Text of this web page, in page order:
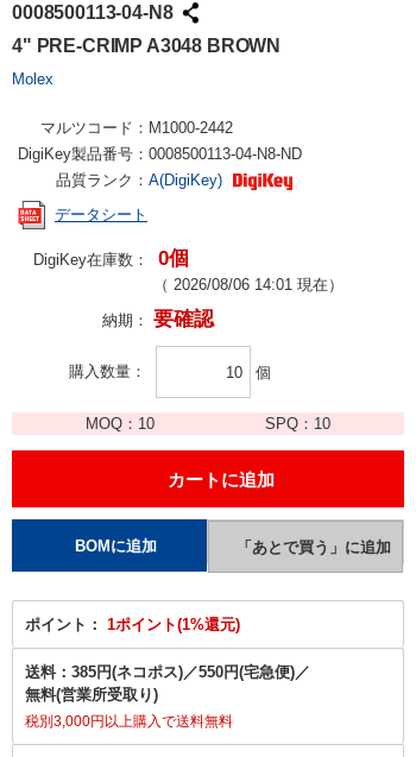
0008500113-04-N8
4" PRE-CRIMP A3048 BROWN
Molex
マルツコード： M1000-2442
DigiKey製品番号： 0008500113-04-N8-ND
品質ランク： A(DigiKey)
データシート
DigiKey在庫数： 0個
（ 2026/08/06 14:01 現在）
納期： 要確認
購入数量 個
MOQ： 10 SPQ： 10
ポイント： 1ポイント(1%還元)
送料： 385円(ネコポス)／550円(宅急便)／
無料(営業所受取り)
税別3,000円以上購入で送料無料